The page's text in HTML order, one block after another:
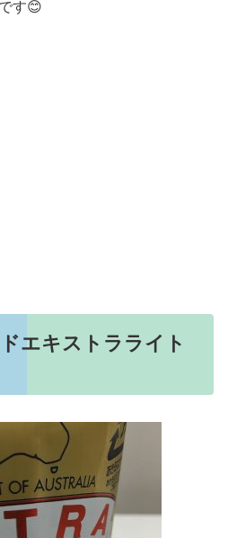
す😊
エキストラライト